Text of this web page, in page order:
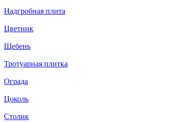
Надгробная плита
Цветник
Щебень
Тротуарная плитка
Ограда
Цоколь
Столик